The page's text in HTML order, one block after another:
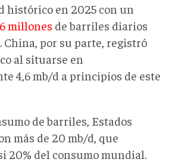
histórico en 2025 con un
millones de barriles diarios
China, por su parte, registró
al situarse en
4,6 mb/d a principios de este
de barriles, Estados
más de 20 mb/d, que
20% del consumo mundial.